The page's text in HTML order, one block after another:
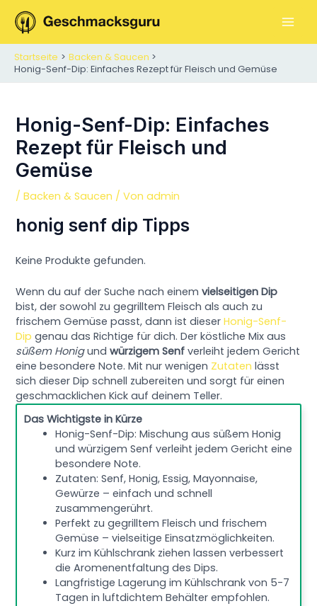
Inhalt
springen
Startseite
Backen & Saucen
Honig-Senf-Dip: Einfaches Rezept für Fleisch und Gemüse
Honig-Senf-Dip: Einfaches
Rezept für Fleisch und
Gemüse
/Backen & Saucen / Vonadmin
honig senf dip Tipps
Keine Produkte gefunden.
Wenn du auf der Suche nach einemvielseitigen Dip
bist, der sowohl zu gegrilltem Fleisch als auch zu
frischem Gemüse passt, dann ist dieserHonig-Senf-
Dip genau das Richtige für dich. Der köstliche Mix aus
süßem Honigundwürzigem Senf verleiht jedem Gericht
eine besondere Note. Mit nur wenigen Zutaten lässt
sich dieser Dip schnell zubereiten und sorgt für einen
geschmacklichen Kick auf deinem Teller.
Das Wichtigste in Kürze
Honig-Senf-Dip: Mischung aus süßem Honig
und würzigem Senf verleiht jedem Gericht eine
besondere Note.
Zutaten: Senf, Honig, Essig, Mayonnaise,
Gewürze – einfach und schnell
zusammengerührt.
Perfekt zu gegrilltem Fleisch und frischem
Gemüse – vielseitige Einsatzmöglichkeiten.
Kurz im Kühlschrank ziehen lassen verbessert
die Aromenentfaltung des Dips.
Langfristige Lagerung im Kühlschrank von 5-7
Tagen in luftdichtem Behälter empfohlen.